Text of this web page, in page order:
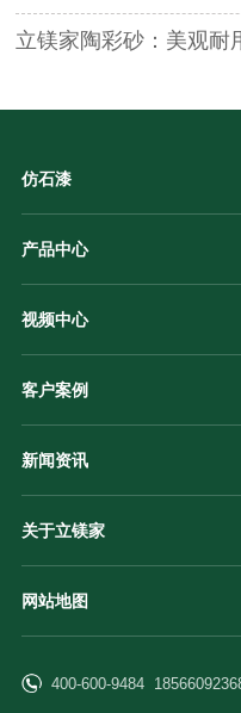
立镁家陶彩砂：美观耐
仿石漆
产品中心
视频中心
客户案例
新闻资讯
关于立镁家
网站地图
400-600-9484